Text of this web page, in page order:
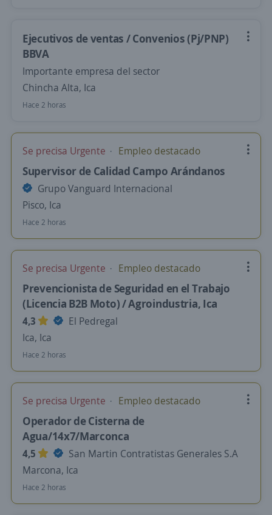
Ejecutivos de ventas / Convenios (Pj/PNP)
BBVA
Importante empresa del sector
Chincha Alta, Ica
Hace 2 horas
Se precisa Urgente Empleo destacado
Supervisor de Calidad Campo Arándanos
Grupo Vanguard Internacional
Pisco, Ica
Hace 2 horas
Se precisa Urgente Empleo destacado
Prevencionista de Seguridad en el Trabajo
(Licencia B2B Moto) / Agroindustria, Ica
4,3
El Pedregal
Ica, Ica
Hace 2 horas
Se precisa Urgente Empleo destacado
Operador de Cisterna de
Agua/14x7/Marconca
4,5
San Martin Contratistas Generales S.A
Marcona, Ica
Hace 2 horas